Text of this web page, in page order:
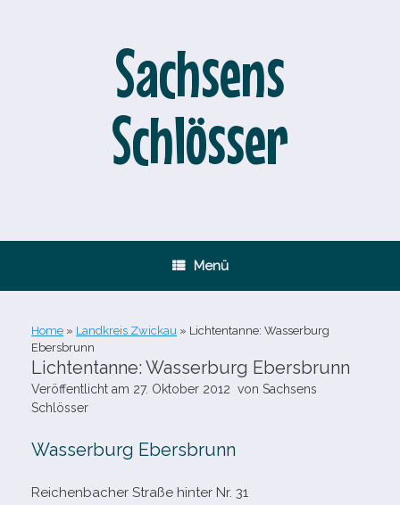
Sachsens
Schlösser
Menü
Home » Landkreis Zwickau » Lichtentanne: Wasserburg
Ebersbrunn
Lichtentanne: Wasserburg Ebersbrunn
Veröffentlicht am 27. Oktober 2012 von Sachsens
Schlösser
Wasserburg Ebersbrunn
Reichenbacher Straße hin­ter Nr. 31